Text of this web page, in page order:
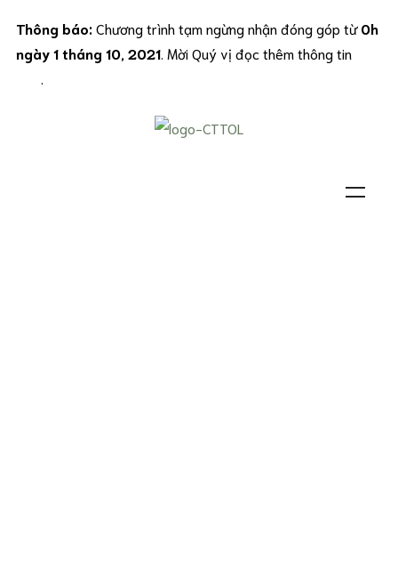
Thông báo:Chương trình tạm ngừng nhận đóng góp từ0h
ngày 1 tháng 10, 2021 . Mời Quý vị đọc thêm thông tin